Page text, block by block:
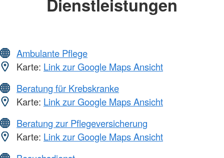
Dienstleistungen
Ambulante Pflege
Karte: Link zur Google Maps Ansicht
Beratung für Krebskranke
Karte: Link zur Google Maps Ansicht
Beratung zur Pflegeversicherung
Karte: Link zur Google Maps Ansicht